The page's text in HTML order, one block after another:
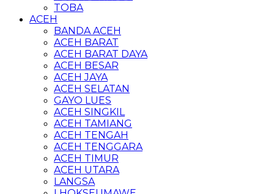
TOBA
ACEH
BANDA ACEH
ACEH BARAT
ACEH BARAT DAYA
ACEH BESAR
ACEH JAYA
ACEH SELATAN
GAYO LUES
ACEH SINGKIL
ACEH TAMIANG
ACEH TENGAH
ACEH TENGGARA
ACEH TIMUR
ACEH UTARA
LANGSA